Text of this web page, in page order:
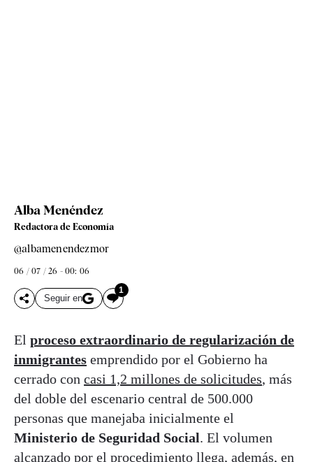
Alba Menéndez
Redactora de Economía
@albamenendezmor
06 / 07 / 26 - 00: 06
Seguir en
1
El proceso extraordinario de regularización de
inmigrantes emprendido por el Gobierno ha
cerrado con casi 1,2 millones de solicitudes, más
del doble del escenario central de 500.000
personas que manejaba inicialmente el
Ministerio de Seguridad Social. El volumen
alcanzado por el procedimiento llega, además, en